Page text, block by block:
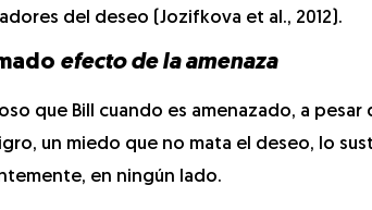
del deseo (Jozifkova et al., 2012).
efecto de la amenaza
que Bill cuando es amenazado, a
un miedo que no mata el deseo, lo
en ningún lado.